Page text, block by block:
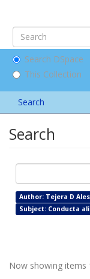
Search DSpace
This Collection
Search
Search
Author: Tejera D
Subject: Conducta
Now showing items